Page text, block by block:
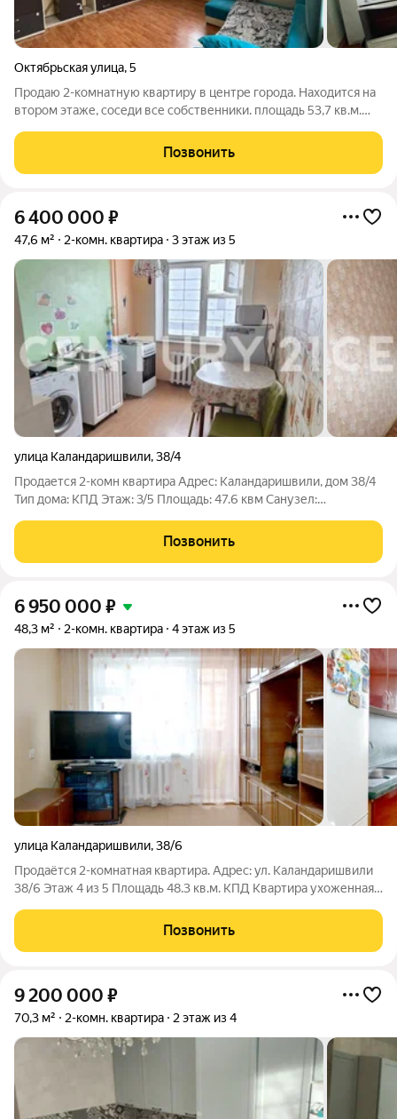
Октябрьская улица,5
Продаю 2-комнатную квартиру в центре города. Находится на
втором этаже, соседи все собственники. площадь 53,7 кв.м.
высокие, санузел раздельный, слышимость минимальная. Во
всем доме поменяна
Позвонить
6 400 000 ₽
47,6 м² 2-комн. квартира 3 этаж из 5
улица Каландаришвили,38/4
Продается 2-комн квартира Адрес: Каландаришвили, дом 38/4
Тип дома: КПД Этаж: 3/5 Площадь: 47.6 квм Санузел:
Позвонить
6 950 000 ₽
48,3 м² 2-комн. квартира 4 этаж из 5
улица Каландаришвили,38/6
Продаётся 2-комнатная квартира. Адрес: ул. Каландаришвили
38/6 Этаж 4 из 5 Площадь 48.3 кв.м. КПД Квартира ухоженная,
Развитая инфраструктура: СВФУ, школы, детские сады,
стадионы, магазины,
Позвонить
9 200 000 ₽
70,3 м² 2-комн. квартира 2 этаж из 4